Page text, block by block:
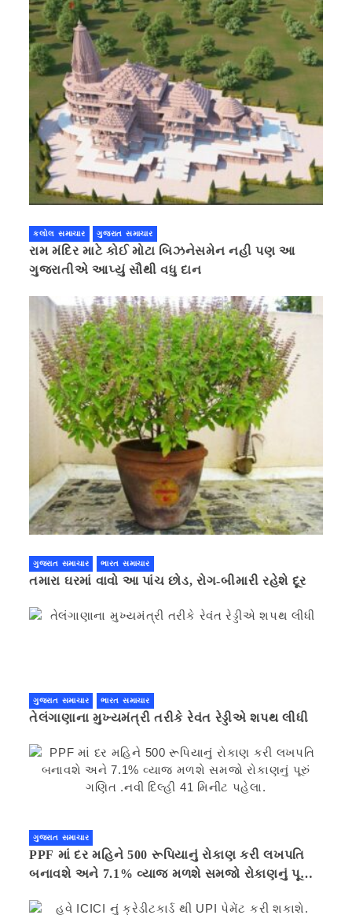
કલોલ સમાચાર ગુજરાત સમાચાર
રામ મંદિર માટે કોઈ મોટા બિઝનેસમેન નહી પણ આ
ગુજરાતીએ આપ્યું સૌથી વધુ દાન
ગુજરાત સમાચાર ભારત સમાચાર
તમારા ઘરમાં વાવો આ પાંચ છોડ, રોગ-બીમારી રહેશે દૂર
ગુજરાત સમાચાર ભારત સમાચાર
તેલંગાણાના મુખ્યમંત્રી તરીકે રેવંત રેડ્ડીએ શપથ લીધી
ગુજરાત સમાચાર
PPF માં દર મહિને 500 રૂપિયાનું રોકાણ કરી લખપતિ
બનાવશે અને 7.1% વ્યાજ મળશે સમજો રોકાણનું પૂરું